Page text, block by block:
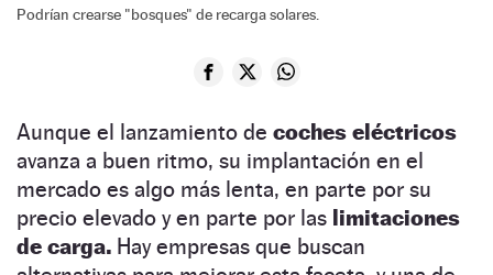
Podrían crearse "bosques" de recarga solares.
Aunque el lanzamiento de coches eléctricos
avanza a buen ritmo, su implantación en el
mercado es algo más lenta, en parte por su
precio elevado y en parte por las limitaciones
de carga. Hay empresas que buscan